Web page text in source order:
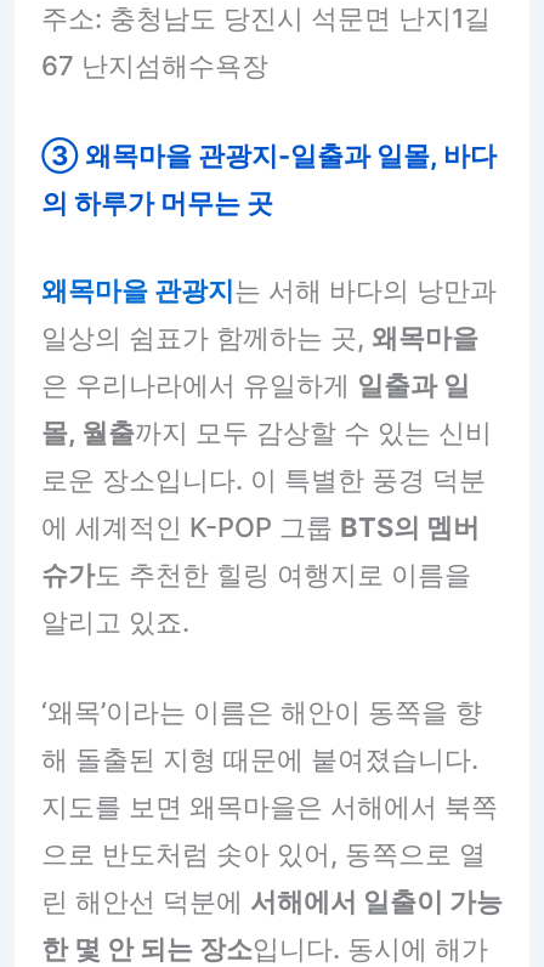
주소: 충청남도 당진시 석문면 난지1길
67 난지섬해수욕장
③ 왜목마을 관광지 -일출과 일몰, 바다
의 하루가 머무는 곳
왜목마을 관광지 는 서해 바다의 낭만과
일상의 쉼표가 함께하는 곳, 왜목마을
은 우리나라에서 유일하게 일출과 일
몰, 월출까지 모두 감상할 수 있는 신비
로운 장소입니다. 이 특별한 풍경 덕분
에 세계적인 K-POP 그룹 BTS의 멤버
슈가도 추천한 힐링 여행지로 이름을
알리고 있죠.
‘왜목’이라는 이름은 해안이 동쪽을 향
해 돌출된 지형 때문에 붙여졌습니다.
지도를 보면 왜목마을은 서해에서 북쪽
으로 반도처럼 솟아 있어, 동쪽으로 열
린 해안선 덕분에 서해에서 일출이 가능
한 몇 안 되는 장소입니다. 동시에 해가